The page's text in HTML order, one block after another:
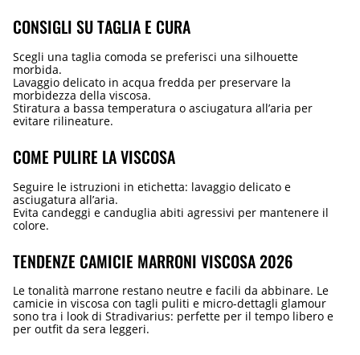
CONSIGLI SU TAGLIA E CURA
Scegli una taglia comoda se preferisci una silhouette
morbida.
Lavaggio delicato in acqua fredda per preservare la
morbidezza della viscosa.
Stiratura a bassa temperatura o asciugatura all’aria per
evitare rilineature.
COME PULIRE LA VISCOSA
Seguire le istruzioni in etichetta: lavaggio delicato e
asciugatura all’aria.
Evita candeggi e canduglia abiti agressivi per mantenere il
colore.
TENDENZE CAMICIE MARRONI VISCOSA 2026
Le tonalità marrone restano neutre e facili da abbinare. Le
camicie in viscosa con tagli puliti e micro-dettagli glamour
sono tra i look di Stradivarius: perfette per il tempo libero e
per outfit da sera leggeri.